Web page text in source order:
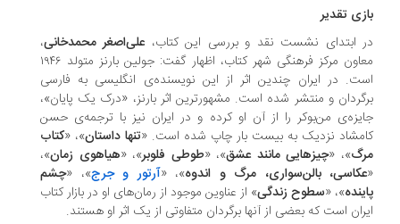
تقدیر
ابتدای نشست نقد و بررسی این کتاب،علی‌اصغر محمدخانی،
معاون مرکز فرهنگی شهر کتاب، اظهار گفت: جولین بارنز متولد ۱۹۴۶
در ایران چندین اثر از این نویسنده‌ی انگلیسی به فارسی
و منتشر شده است. مشهورترین اثر بارنز، «درک یک پایان»،
من‌بوکر را از آن او کرده و در ایران نیز با ترجمه‌ی حسن
نزدیک به بیست بار چاپ شده است. «تنها داستان»، «کتاب
»، «چیزهایی مانند عشق»، «طوطی فلوبر»، «هیاهوی زمان»،
عکاسی، بالن‌سواری، مرگ و اندوه »، «آرتور و جرج»، «چشم
»، «سطوح زندگی » از عناوین موجود از رمان‌های او در بازار کتاب
است که بعضی از آنها برگردان متفاوتی از یک اثر او هستند.